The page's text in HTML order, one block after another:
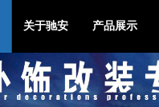
关于驰安 产品展示